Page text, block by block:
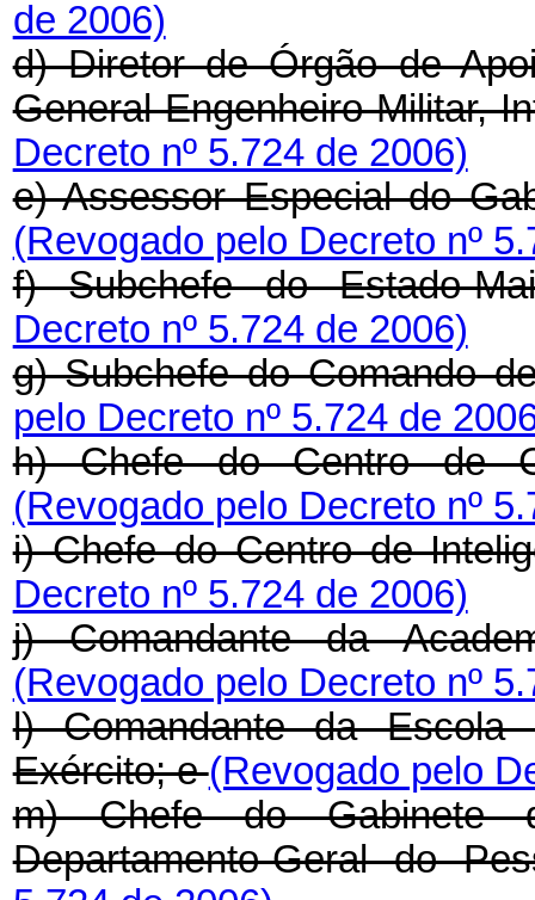
de 2006)
d) Diretor de Órgão de
General Engenheiro Militar,
Decreto nº 5.724 de 2006)
e) Assessor Especial do
(Revogado pelo Decreto nº
f) Subchefe do Estado-
Decreto nº 5.724 de 2006)
g) Subchefe do Comando
pelo Decreto nº 5.724 de
h) Chefe do Centro de
(Revogado pelo Decreto nº
i) Chefe do Centro de
Decreto nº 5.724 de 2006)
j) Comandante da
(Revogado pelo Decreto nº
l) Comandante da Escola
Exército; e(Revogado pelo
m) Chefe do Gabinete
Departamento-Geral do